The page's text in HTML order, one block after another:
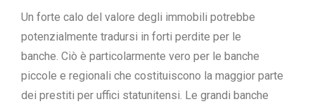
Un forte calo del valore degli immobili potrebbe
potenzialmente tradursi in forti perdite per le
banche. Ciò è particolarmente vero per le banche
piccole e regionali che costituiscono la maggior parte
dei prestiti per uffici statunitensi. Le grandi banche